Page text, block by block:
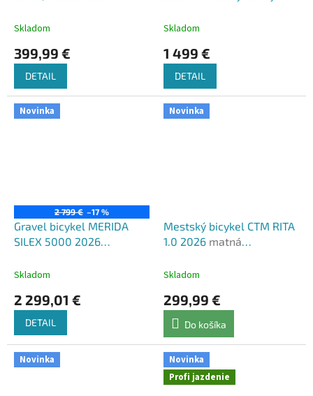
Skladom
399,99 €
DETAIL
Skladom
1 499 €
DETAIL
Novinka
2 799 € –17 %
Gravel bicykel MERIDA
SILEX 5000 2026
Skladom
2 299,01 €
DETAIL
Novinka
Mestský bicykel CTM RITA
1.0 2026 matná
Skladom
299,99 €
Do košíka
Novinka
Novinka
Profi jazdenie